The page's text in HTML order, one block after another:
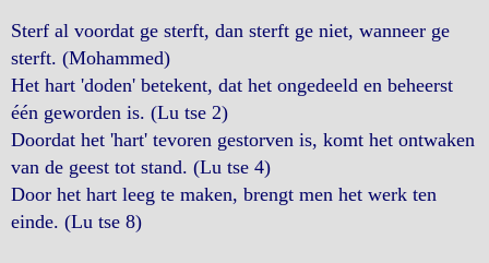
Sterf al voordat ge sterft, dan sterft ge niet, wanneer ge
sterft. (Mohammed)
Het hart 'doden' betekent, dat het ongedeeld en beheerst
één geworden is. (Lu tse 2)
Doordat het 'hart' tevoren gestorven is, komt het ontwaken
van de geest tot stand. (Lu tse 4)
Door het hart leeg te maken, brengt men het werk ten
einde. (Lu tse 8)